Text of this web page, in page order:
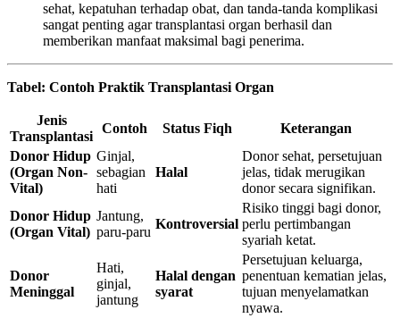
sehat, kepatuhan terhadap obat, dan tanda-tanda komplikasi
sangat penting agar transplantasi organ berhasil dan
memberikan manfaat maksimal bagi penerima.
Tabel: Contoh Praktik Transplantasi Organ
Jenis
Transplantasi
Contoh Status Fiqh
Keterangan
Donor Hidup
(Organ Non-
Vital)
Ginjal,
sebagian
hati
Halal
Donor sehat, persetujuan
jelas, tidak merugikan
donor secara signifikan.
Donor Hidup
(Organ Vital)
Jantung,
paru-paru
Kontroversial
Risiko tinggi bagi donor,
perlu pertimbangan
syariah ketat.
Donor
Meninggal
Hati,
ginjal,
jantung
Halal dengan
syarat
Persetujuan keluarga,
penentuan kematian jelas,
tujuan menyelamatkan
nyawa.